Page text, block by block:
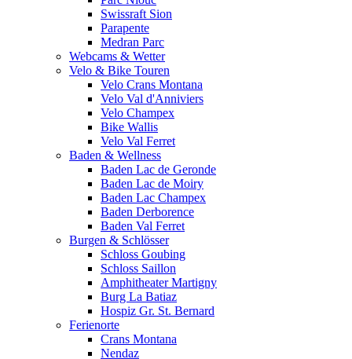
Swissraft Sion
Parapente
Medran Parc
Webcams & Wetter
Velo & Bike Touren
Velo Crans Montana
Velo Val d'Anniviers
Velo Champex
Bike Wallis
Velo Val Ferret
Baden & Wellness
Baden Lac de Geronde
Baden Lac de Moiry
Baden Lac Champex
Baden Derborence
Baden Val Ferret
Burgen & Schlösser
Schloss Goubing
Schloss Saillon
Amphitheater Martigny
Burg La Batiaz
Hospiz Gr. St. Bernard
Ferienorte
Crans Montana
Nendaz